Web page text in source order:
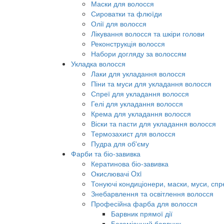
Маски для волосся
Сироватки та флюїди
Олії для волосся
Лікування волосся та шкіри голови
Реконструкція волосся
Набори догляду за волоссям
Укладка волосся
Лаки для укладання волосся
Піни та муси для укладання волосся
Спреї для укладання волосся
Гелі для укладання волосся
Крема для укладання волосся
Віски та пасти для укладання волосся
Термозахист для волосся
Пудра для об'єму
Фарби та біо-завивка
Кератинова біо-завивка
Окислювачі Oxi
Тонуючі кондиціонери, маски, муси,
Знебарвлення та освітлення волосся
Професійна фарба для волосся
Барвник прямої дії